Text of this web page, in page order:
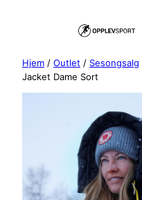
Hjem / Outlet / Sesongsalg
Jacket Dame Sort